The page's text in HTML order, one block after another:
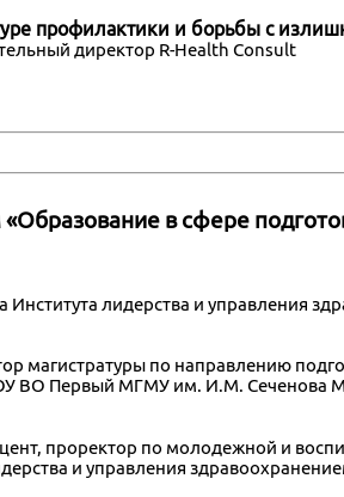
профилактики и борьбы с
директор R-Health Consult
в сфере
Института лидерства и
магистратуры по направлению
ВО Первый МГМУ им. И.М. Сеченова
проректор по молодежной и
и управления